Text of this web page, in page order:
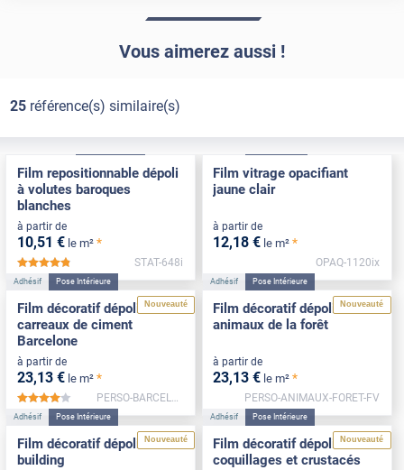
Vous aimerez aussi !
25référence(s) similaire(s)
Film repositionnable dépoli
à volutes baroques
blanches
à partir de
10,51 € le m² *
*****
STAT-648i
Film vitrage opacifiant
jaune clair
à partir de
12,18 € le m² *
OPAQ-1120ix
Nouveauté
Adhésif Pose Intérieure
Film décoratif dépoli
carreaux de ciment
Barcelone
à partir de
23,13 € le m² *
*****
PERSO-BARCELONE-NEG-FV
Nouveauté
Adhésif Pose Intérieure
Film décoratif dépoli motif
animaux de la forêt
à partir de
23,13 € le m² *
PERSO-ANIMAUX-FORET-FV
Nouveauté
Adhésif Pose Intérieure
Film décoratif dépoli motif
building
Nouveauté
Adhésif Pose Intérieure
Film décoratif dépoli motif
coquillages et crustacés